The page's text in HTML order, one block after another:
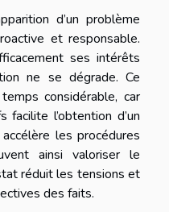
d’un problème
et responsable.
ses intérêts
ne se dégrade. Ce
considérable, car
facilite l’obtention d’un
les procédures
ainsi valoriser le
réduit les tensions et
des faits.